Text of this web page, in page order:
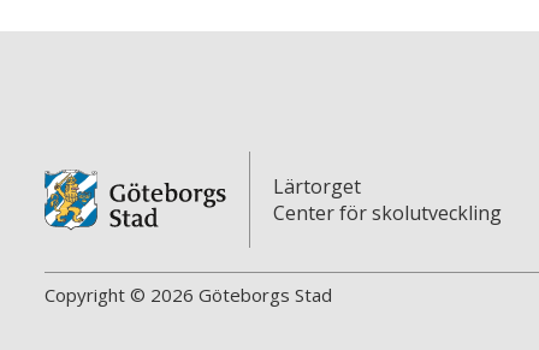
Lärtorget
Center för skolutveckling
Copyright © 2026 Göteborgs Stad